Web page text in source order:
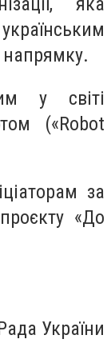
у світі
(«Robot
за
«До
України